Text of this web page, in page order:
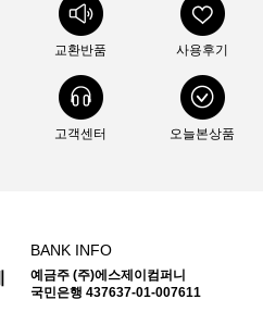
교환반품 사용후기
고객센터 오늘본상품
BANK INFO
예금주 (주)에스제이컴퍼니
국민은행 437637-01-007611